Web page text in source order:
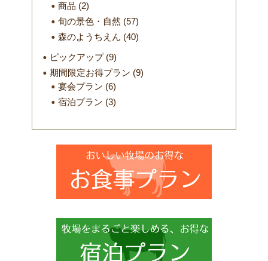
商品 (2)
旬の景色・自然 (57)
森のようちえん (40)
ピックアップ(9)
期間限定お得プラン (9)
宴会プラン (6)
宿泊プラン (3)